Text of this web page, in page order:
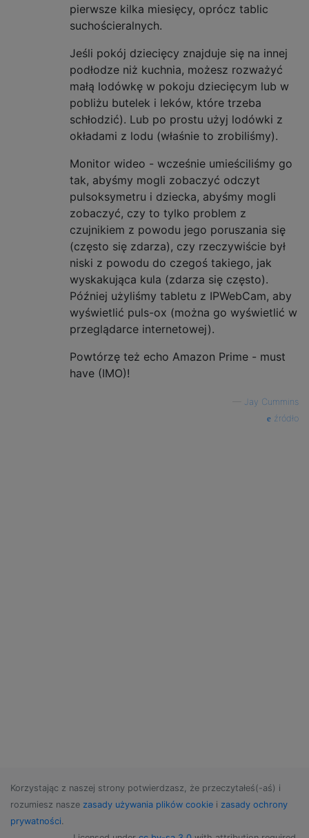
pierwsze kilka miesięcy, oprócz tablic
suchościeralnych.
Jeśli pokój dziecięcy znajduje się na innej
podłodze niż kuchnia, możesz rozważyć
małą lodówkę w pokoju dziecięcym lub w
pobliżu butelek i leków, które trzeba
schłodzić). Lub po prostu użyj lodówki z
okładami z lodu (właśnie to zrobiliśmy).
Monitor wideo - wcześnie umieściliśmy go
tak, abyśmy mogli zobaczyć odczyt
pulsoksymetru i dziecka, abyśmy mogli
zobaczyć, czy to tylko problem z
czujnikiem z powodu jego poruszania się
(często się zdarza), czy rzeczywiście był
niski z powodu do czegoś takiego, jak
wyskakująca kula (zdarza się często).
Później użyliśmy tabletu z IPWebCam, aby
wyświetlić puls-ox (można go wyświetlić w
przeglądarce internetowej).
Powtórzę też echo Amazon Prime - must
have (IMO)!
Jay Cummins
źródło
Korzystając z naszej strony potwierdzasz, że przeczytałeś(-aś) i
rozumiesz nasze zasady używania plików cookie i zasady ochrony
prywatności.